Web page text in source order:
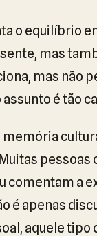
o equilíbrio
mas
mas não
assunto é tão
memória
pessoas
comentam a
é apenas
aquele tipo